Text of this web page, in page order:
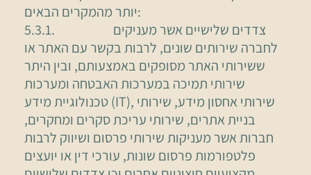
יותר מהמקרים הבאים:
5.3.1. צדדים שלישיים אשר מעניקים
לחברה שירותים שונים, לרבות בקשר עם האתר או
ששירותי האתר מסופקים באמצעותם, ובין היתר
שירותי תמיכה במערכות האבטחה ומערכות
טכנולוגיית מידע (IT), שירותי אחסון מידע, שירותי
בניית אתרים, שירותי עריכת סקרים ומחקרים,
חברות אשר מעניקות שירותי פרסום ושיווק לרבות
פלטפורמות פרסום שונות, עורכי דין או יועצים